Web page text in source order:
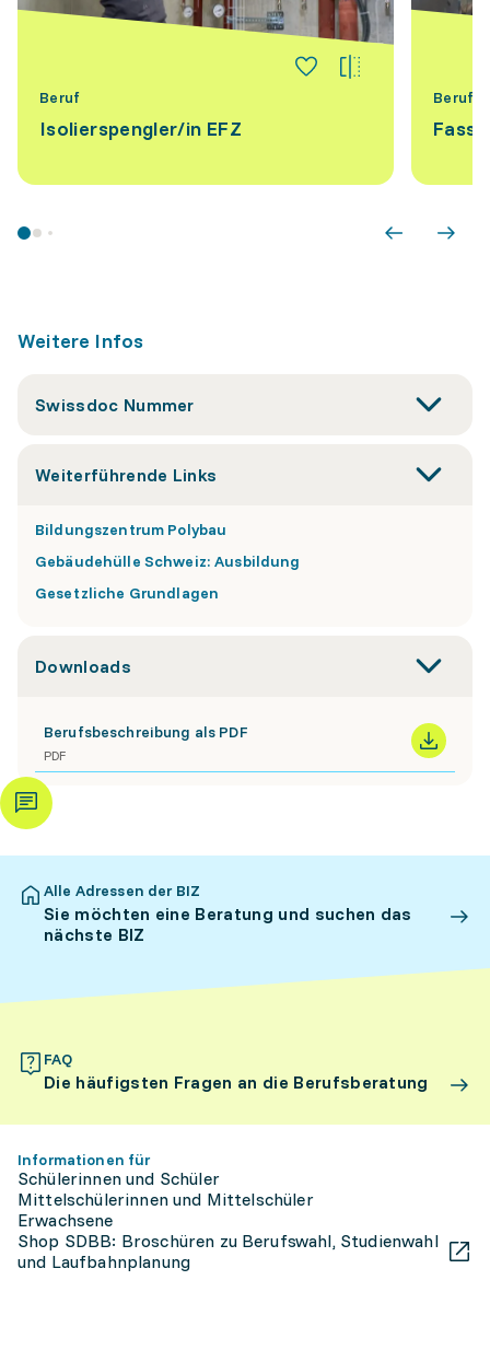
Beruf
Isolierspengler/​in EFZ
Beruf
Weitere Infos
Swissdoc Nummer
Weiterführende Links
Bildungszentrum Polybau
Gebäudehülle Schweiz: Ausbildung
Gesetzliche Grundlagen
Downloads
Berufsbeschreibung als PDF
PDF
Alle Adressen der BIZ
Sie möchten eine Beratung und suchen das
nächste BIZ
FAQ
Die häufigsten Fragen an die Berufsberatung
Informationen für
Schülerinnen und Schüler
Mittelschülerinnen und Mittelschüler
Erwachsene
Shop SDBB: Broschüren zu Berufswahl, Studienwahl
und Laufbahnplanung